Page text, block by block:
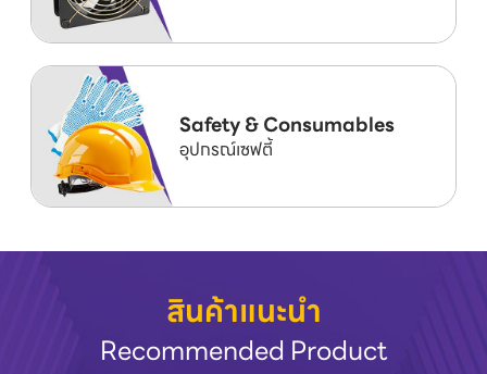
Safety & Consumables
อุปกรณ์เซฟตี้
สินค้าแนะนำ
Recommended Product